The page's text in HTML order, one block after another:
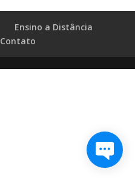
Ensino a Distância
Contato